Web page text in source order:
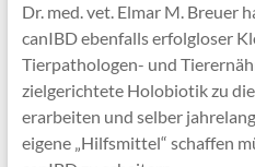
Dr. med. vet. Elmar M. Breuer
canIBD ebenfalls erfolgloser
Tierpathologen- und
zielgerichtete Holobiotik zu
erarbeiten und selber
eigene „Hilfsmittel“ schaffen